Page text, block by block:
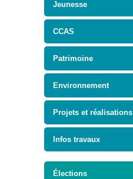
Jeunesse
CCAS
Patrimoine
Environnement
Projets et réalisations
Infos travaux
Élections